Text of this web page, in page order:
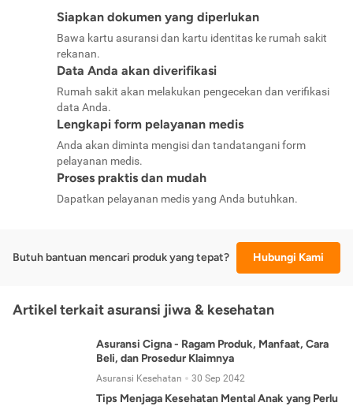
Siapkan dokumen yang diperlukan
Bawa kartu asuransi dan kartu identitas ke rumah sakit
rekanan.
Data Anda akan diverifikasi
Rumah sakit akan melakukan pengecekan dan verifikasi
data Anda.
Lengkapi form pelayanan medis
Anda akan diminta mengisi dan tandatangani form
pelayanan medis.
Proses praktis dan mudah
Dapatkan pelayanan medis yang Anda butuhkan.
Butuh bantuan mencari produk yang tepat? Hubungi Kami
Artikel terkait asuransi jiwa & kesehatan
Asuransi Cigna - Ragam Produk, Manfaat, Cara
Beli, dan Prosedur Klaimnya
Asuransi Kesehatan 30 Sep 2042
Tips Menjaga Kesehatan Mental Anak yang Perlu